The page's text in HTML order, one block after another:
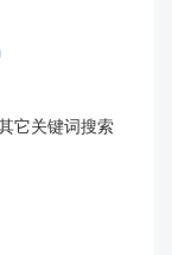
它关键词搜索